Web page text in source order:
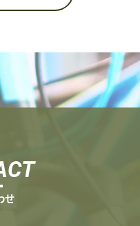
せ